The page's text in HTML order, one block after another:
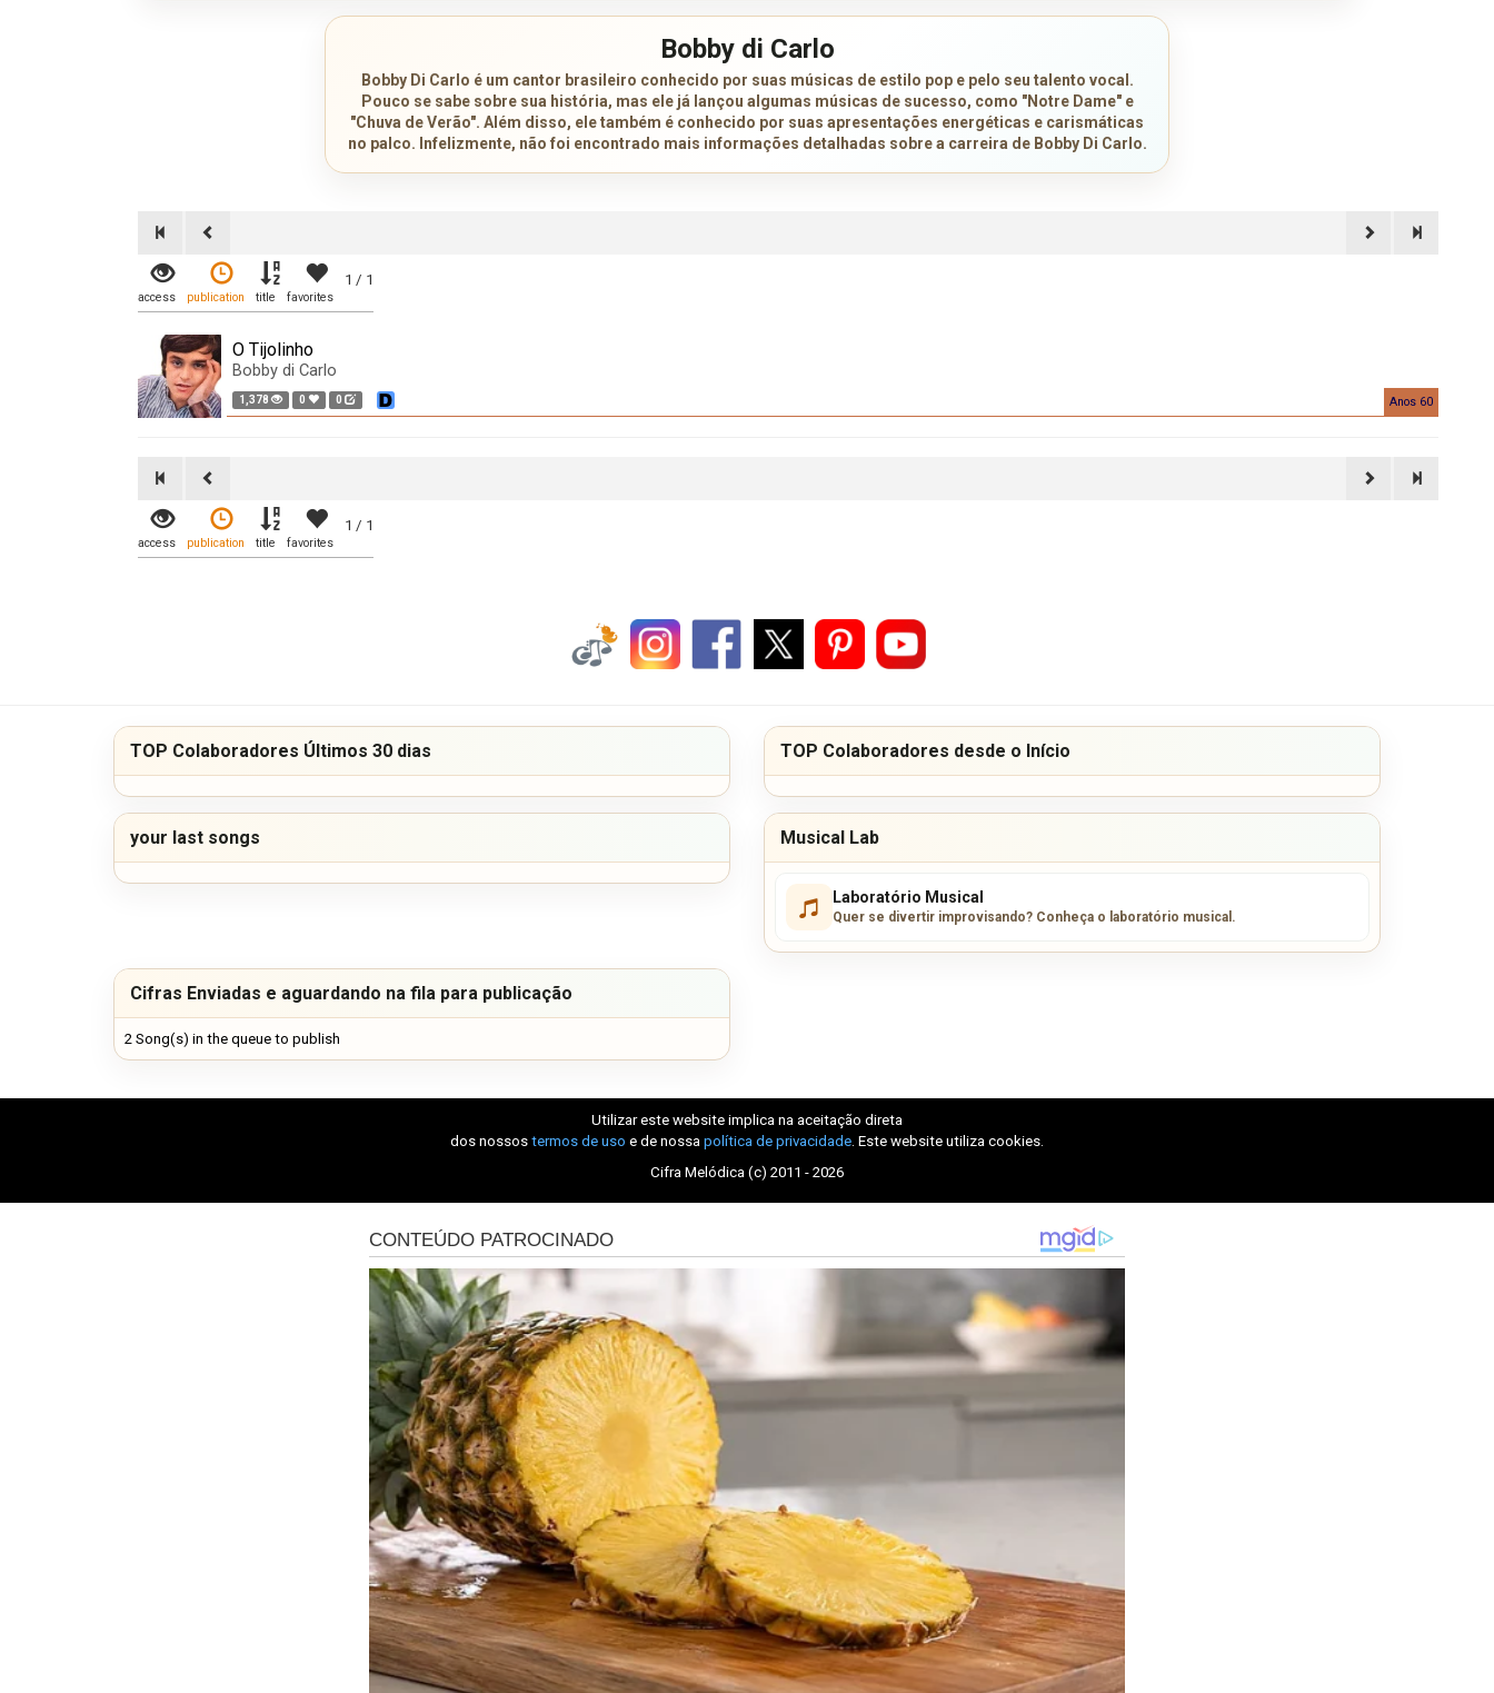
Bobby di Carlo
Bobby Di Carlo é um cantor brasileiro conhecido por suas músicas de estilo pop e pelo seu talento vocal.
Pouco se sabe sobre sua história, mas ele já lançou algumas músicas de sucesso, como "Notre Dame" e
"Chuva de Verão". Além disso, ele também é conhecido por suas apresentações energéticas e carismáticas
no palco. Infelizmente, não foi encontrado mais informações detalhadas sobre a carreira de Bobby Di Carlo.
1 / 1
access publication title favorites
O Tijolinho
Bobby di Carlo
1,378 0 0 Anos 60
1 / 1
access publication title favorites
TOP Colaboradores Últimos 30 dias TOP Colaboradores desde o Início
your last songs Musical Lab
Laboratório Musical
Quer se divertir improvisando? Conheça o laboratório musical.
Cifras Enviadas e aguardando na fila para publicação
2 Song(s) in the queue to publish
Utilizar este website implica na aceitação direta
dos nossos termos de uso e de nossa política de privacidade. Este website utiliza cookies.
Cifra Melódica (c) 2011 - 2026